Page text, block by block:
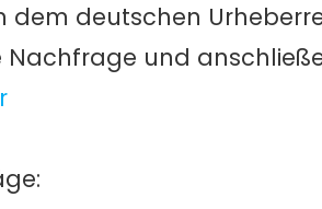
dem deutschen
Nachfrage und